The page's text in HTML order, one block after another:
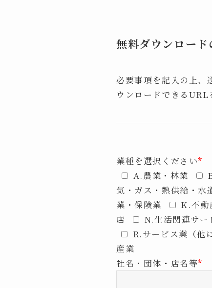
無料ダウンロー
必要事項を記入の上、
ウンロードできるURL
業種を選択ください*
A.農業・林業
気・ガス・熱供給・水
業・保険業
K.不動
店
N.生活関連サー
R.サービス業（他
産業
社名・団体・店名等*